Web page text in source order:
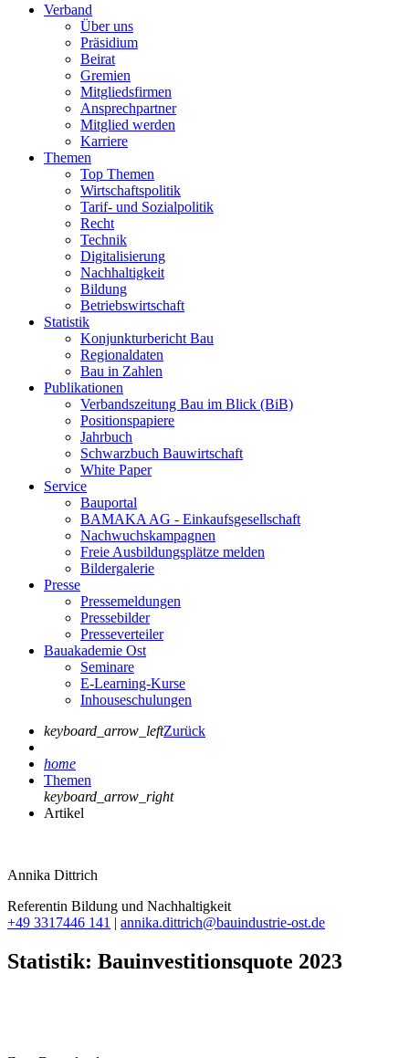
Verband
Über uns
Präsidium
Beirat
Gremien
Mitgliedsfirmen
Ansprechpartner
Mitglied werden
Karriere
Themen
Top Themen
Wirtschaftspolitik
Tarif- und Sozialpolitik
Recht
Technik
Digitalisierung
Nachhaltigkeit
Bildung
Betriebswirtschaft
Statistik
Konjunkturbericht Bau
Regionaldaten
Bau in Zahlen
Publikationen
Verbandszeitung Bau im Blick (BiB)
Positionspapiere
Jahrbuch
Schwarzbuch Bauwirtschaft
White Paper
Service
Bauportal
BAMAKA AG - Einkaufsgesellschaft
Nachwuchskampagnen
Freie Ausbildungsplätze melden
Bildergalerie
Presse
Pressemeldungen
Pressebilder
Presseverteiler
Bauakademie Ost
Seminare
E-Learning-Kurse
Inhouseschulungen
keyboard_arrow_leftZurück
home
Themen
keyboard_arrow_right
Artikel
Annika Dittrich
Referentin Bildung und Nachhaltigkeit
+49 3317446 141 | annika.dittrich@bauindustrie-ost.de
Statistik: Bauinvestitionsquote 2023